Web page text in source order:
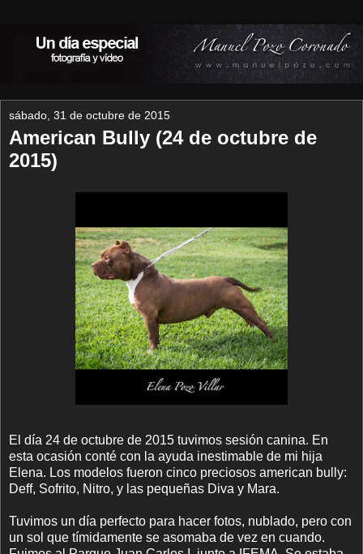
sábado, 31 de octubre de 2015
American Bully (24 de octubre de
2015)
El día 24 de octubre de 2015 tuvimos sesión canina. En
esta ocasión conté con la ayuda inestimable de mi hija
Elena. Los modelos fueron cinco preciosos american bully:
Deff, Sofrito, Nitro, y las pequeñas Diva y Mara.
Tuvimos un día perfecto para hacer fotos, nublado, pero con
un sol que tímidamente se asomaba de vez en cuando.